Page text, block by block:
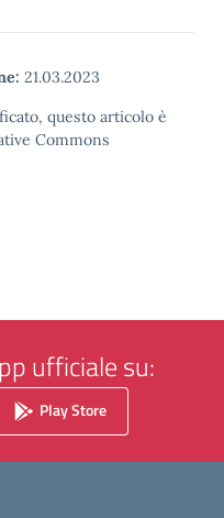
21.03.2023
questo articolo è
Commons
ufficiale su:
Play Store